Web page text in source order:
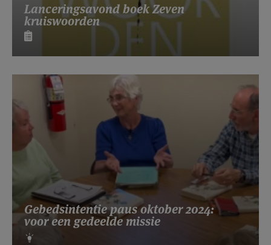
Lanceringsavond boek Zeven
kruiswoorden
Gebedsintentie paus oktober 2024:
voor een gedeelde missie